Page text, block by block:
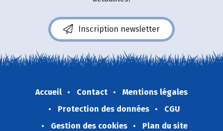
Inscription newsletter
Accueil Contact
Mentions légales
Protection des données
CGU
Gestion des cookies
Plan du site